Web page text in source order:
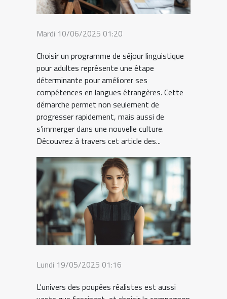
Mardi 10/06/2025 01:20
Choisir un programme de séjour linguistique
pour adultes représente une étape
déterminante pour améliorer ses
compétences en langues étrangères. Cette
démarche permet non seulement de
progresser rapidement, mais aussi de
s’immerger dans une nouvelle culture.
Découvrez à travers cet article des...
Lundi 19/05/2025 01:16
L'univers des poupées réalistes est aussi